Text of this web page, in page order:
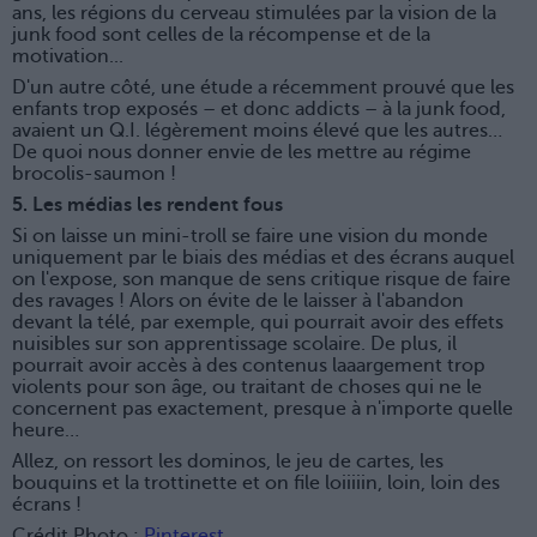
ans, les régions du cerveau stimulées par la vision de la
junk food sont celles de la récompense et de la
motivation...
D'un autre côté, une étude a récemment prouvé que les
enfants trop exposés – et donc addicts – à la junk food,
avaient un Q.I. légèrement moins élevé que les autres…
De quoi nous donner envie de les mettre au régime
brocolis-saumon !
5. Les médias les rendent fous
Si on laisse un mini-troll se faire une vision du monde
uniquement par le biais des médias et des écrans auquel
on l'expose, son manque de sens critique risque de faire
des ravages ! Alors on évite de le laisser à l'abandon
devant la télé, par exemple, qui pourrait avoir des effets
nuisibles sur son apprentissage scolaire. De plus, il
pourrait avoir accès à des contenus laaargement trop
violents pour son âge, ou traitant de choses qui ne le
concernent pas exactement, presque à n'importe quelle
heure…
Allez, on ressort les dominos, le jeu de cartes, les
bouquins et la trottinette et on file loiiiiin, loin, loin des
écrans !